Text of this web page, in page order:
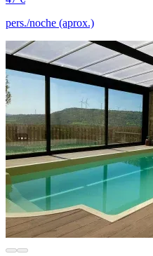
pers./noche (aprox.)